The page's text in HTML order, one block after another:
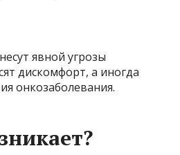
явной угрозы
дискомфорт, а иногда
онкозаболевания.